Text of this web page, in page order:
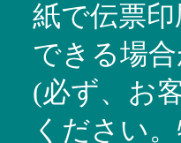
紙で伝票
できる場
(必ず、お
ください